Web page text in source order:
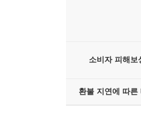
소비자 피해보
환불 지연에 따른